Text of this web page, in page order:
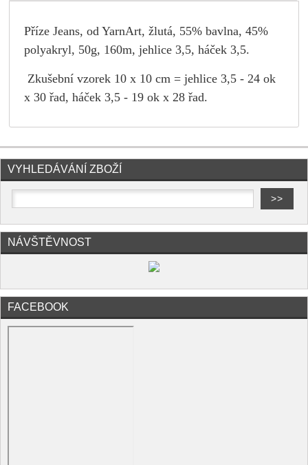
Příze Jeans, od YarnArt, žlutá, 55% bavlna, 45%
polyakryl, 50g, 160m, jehlice 3,5, háček 3,5.
Zkušební vzorek 10 x 10 cm = jehlice 3,5 - 24 ok
x 30 řad, háček 3,5 - 19 ok x 28 řad.
VYHLEDÁVÁNÍ ZBOŽÍ
NÁVŠTĚVNOST
FACEBOOK